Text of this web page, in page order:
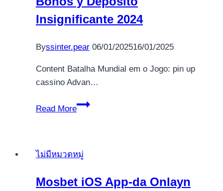
darf
eres
ubereinkommen
Anbietern
barrel
Insignificante 2024
Byssinter.pear 06/01/202516/01/2025
Content Batalha Mundial em o Jogo: pin up
cassino Advan…
Read More
Pin
Bonos
Depósito
ไม่มีหมวดหมู่
Mosbet iOS App-da Onlayn